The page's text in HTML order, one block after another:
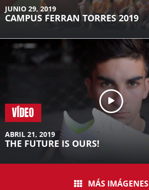
JUNIO 29, 2019
CAMPUS FERRAN TORRES 2019
VÍDEO
ABRIL 21, 2019
THE FUTURE IS OURS!
MÁS IMÁGENES